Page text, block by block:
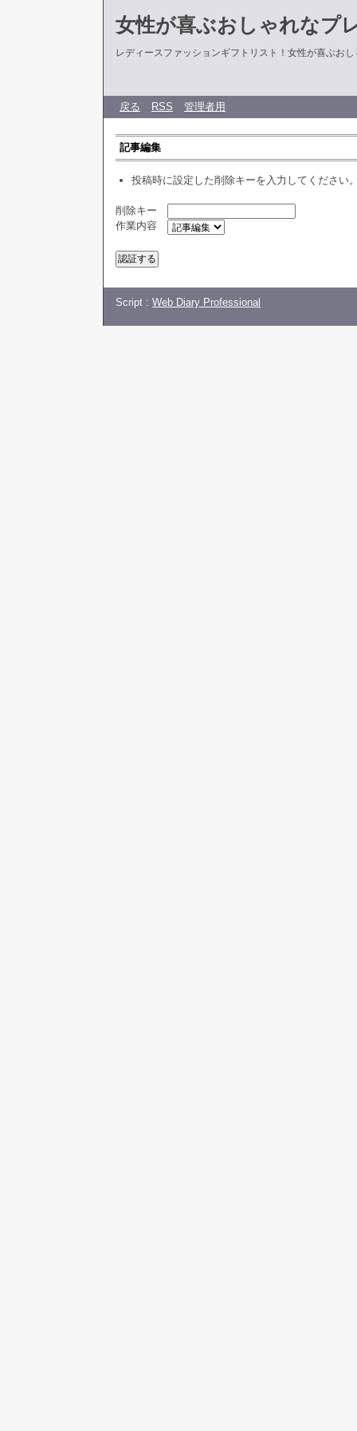
女性が喜ぶおしゃれなプ
レディースファッションギフトリスト！女性が喜ぶお
戻る RSS 管理者用
記事編集
投稿時に設定した削除キーを入力してください
削除キー
作業内容
Script : Web Diary Professional